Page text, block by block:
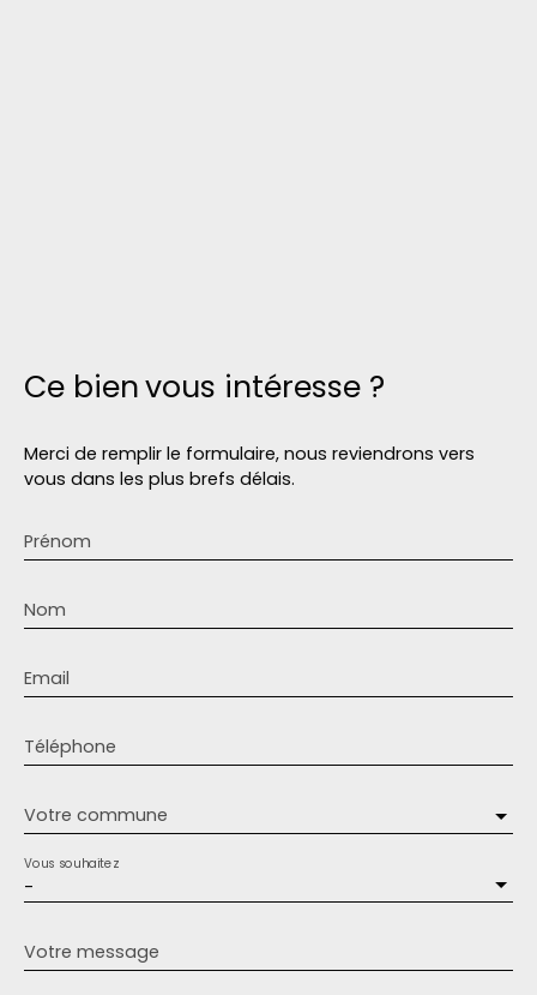
Ce bienvous intéresse ?
Merci de remplir le formulaire, nous reviendrons vers
vous dans les plus brefs délais.
Prénom
Nom
Email
Téléphone
Votre commune
-
Vous souhaitez
Votre message